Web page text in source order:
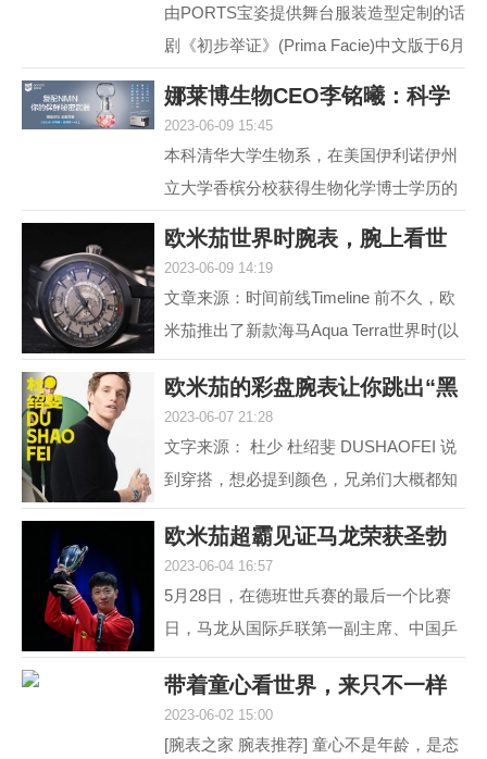
由PORTS宝姿提供舞台服装造型定制的话
剧《初步举证》(Prima Facie)中文版于6月
演帷幕。中文版话...
娜莱博生物CEO李铭曦：科学
2023-06-09 15:45
本科清华大学生物系，在美国伊利诺伊州
立大学香槟分校获得生物化学博士学历的
学成后，他长期从事...
欧米茄世界时腕表，腕上看世
2023-06-09 14:19
文章来源：时间前线Timeline 前不久，欧
米茄推出了新款海马Aqua Terra世界时(以
下简称，海马AT)。虽然，海马AT世界
时，之前在2017年就...
欧米茄的彩盘腕表让你跳出“黑
2023-06-07 21:28
文字来源： 杜少 杜绍斐 DUSHAOFEI 说
到穿搭，想必提到颜色，兄弟们大概都知
道 黑白灰，向来是男人不出错的选择。
就如姑娘往往形容一...
欧米茄超霸见证马龙荣获圣勃
2023-06-04 16:57
5月28日，在德班世兵赛的最后一个比赛
日，马龙从国际乒联第一副主席、中国乒
协主席刘国梁的手中接过了复刻圣勃莱德
杯，这是对他从2015...
带着童心看世界，来只不一样
2023-06-02 15:00
[腕表之家 腕表推荐] 童心不是年龄，是态